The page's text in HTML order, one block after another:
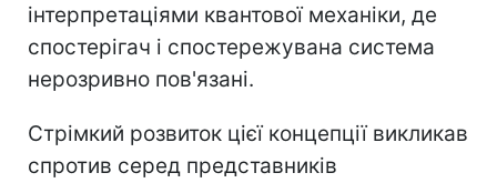
інтерпретаціями квантової механіки, де
спостерігач і спостережувана система
нерозривно пов'язані.
Стрімкий розвиток цієї концепції викликав
спротив серед представників